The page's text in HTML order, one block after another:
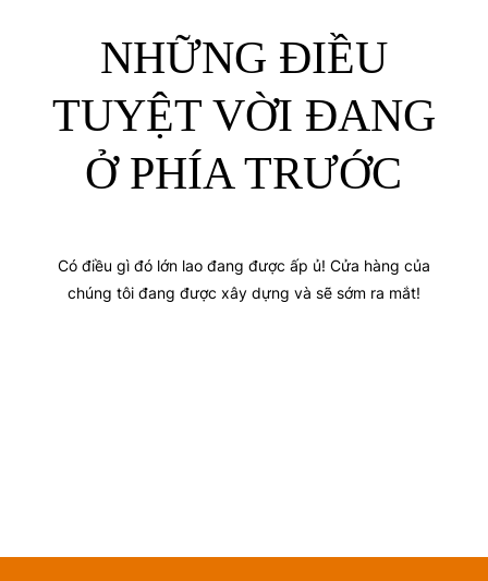
NHỮNG ĐIỀU
TUYỆT VỜI ĐANG
Ở PHÍA TRƯỚC
Có điều gì đó lớn lao đang được ấp ủ! Cửa hàng của
chúng tôi đang được xây dựng và sẽ sớm ra mắt!